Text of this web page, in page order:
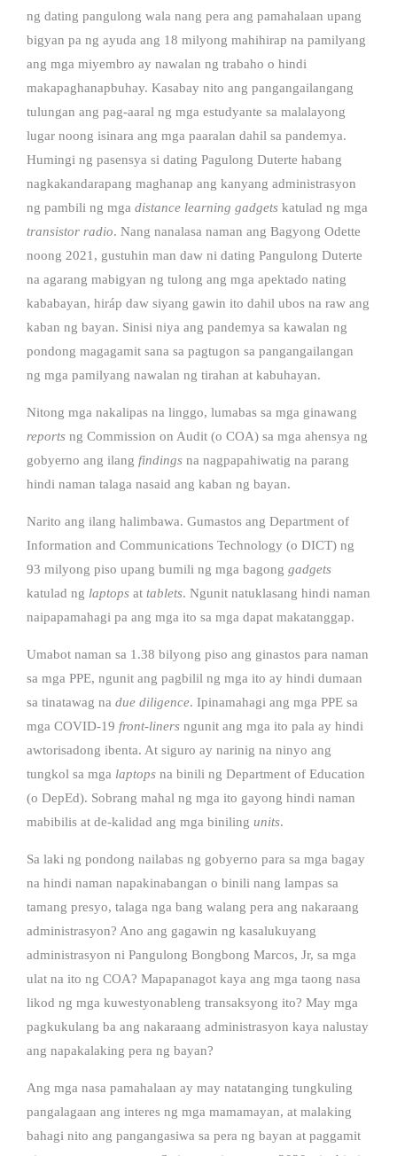
ng dating pangulong wala nang pera ang pamahalaan upang
bigyan pa ng ayuda ang 18 milyong mahihirap na pamilyang
ang mga miyembro ay nawalan ng trabaho o hindi
makapaghanapbuhay. Kasabay nito ang pangangailangang
tulungan ang pag-aaral ng mga estudyante sa malalayong
lugar noong isinara ang mga paaralan dahil sa pandemya.
Humingi ng pasensya si dating Pagulong Duterte habang
nagkakandarapang maghanap ang kanyang administrasyon
ng pambili ng mga distance learning gadgets katulad ng mga
transistor radio. Nang nanalasa naman ang Bagyong Odette
noong 2021, gustuhin man daw ni dating Pangulong Duterte
na agarang mabigyan ng tulong ang mga apektado nating
kababayan, hiráp daw siyang gawin ito dahil ubos na raw ang
kaban ng bayan. Sinisi niya ang pandemya sa kawalan ng
pondong magagamit sana sa pagtugon sa pangangailangan
ng mga pamilyang nawalan ng tirahan at kabuhayan.
Nitong mga nakalipas na linggo, lumabas sa mga ginawang
reports ng Commission on Audit (o COA) sa mga ahensya ng
gobyerno ang ilang findings na nagpapahiwatig na parang
hindi naman talaga nasaid ang kaban ng bayan.
Narito ang ilang halimbawa. Gumastos ang Department of
Information and Communications Technology (o DICT) ng
93 milyong piso upang bumili ng mga bagong gadgets
katulad ng laptops at tablets. Ngunit natuklasang hindi naman
naipapamahagi pa ang mga ito sa mga dapat makatanggap.
Umabot naman sa 1.38 bilyong piso ang ginastos para naman
sa mga PPE, ngunit ang pagbilil ng mga ito ay hindi dumaan
sa tinatawag na due diligence. Ipinamahagi ang mga PPE sa
mga COVID-19 front-liners ngunit ang mga ito pala ay hindi
awtorisadong ibenta. At siguro ay narinig na ninyo ang
tungkol sa mga laptops na binili ng Department of Education
(o DepEd). Sobrang mahal ng mga ito gayong hindi naman
mabibilis at de-kalidad ang mga biniling units.
Sa laki ng pondong nailabas ng gobyerno para sa mga bagay
na hindi naman napakinabangan o binili nang lampas sa
tamang presyo, talaga nga bang walang pera ang nakaraang
administrasyon? Ano ang gagawin ng kasalukuyang
administrasyon ni Pangulong Bongbong Marcos, Jr, sa mga
ulat na ito ng COA? Mapapanagot kaya ang mga taong nasa
likod ng mga kuwestyonableng transaksyong ito? May mga
pagkukulang ba ang nakaraang administrasyon kaya nalustay
ang napakalaking pera ng bayan?
Ang mga nasa pamahalaan ay may natatanging tungkuling
pangalagaan ang interes ng mga mamamayan, at malaking
bahagi nito ang pangangasiwa sa pera ng bayan at paggamit